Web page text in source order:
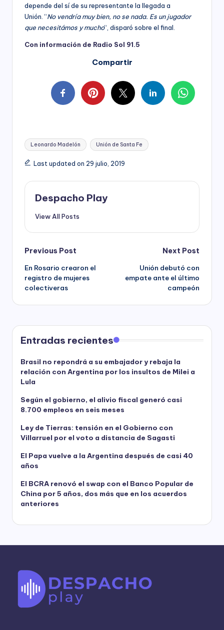
depende del sí de su representante la llegada a
Unión. “No vendría muy bien, no se nada. Es un jugador
que necesitámos y mucho“, disparó sobre el final.
Con información de Radio Sol 91.5
Compartir
Tags:
Leonardo Madelón Unión de Santa Fe
Last updated on 29 julio, 2019
Despacho Play
View All Posts
Post
navigation
Previous Post
En Rosario crearon el
registro de mujeres
colectiveras
Next Post
Unión debutó con
empate ante el último
campeón
Entradas recientes
Brasil no repondrá a su embajador y rebaja la
relación con Argentina por los insultos de Milei a
Lula
Según el gobierno, el alivio fiscal generó casi
8.700 empleos en seis meses
Ley de Tierras: tensión en el Gobierno con
Villarruel por el voto a distancia de Sagasti
El Papa vuelve a la Argentina después de casi 40
años
El BCRA renovó el swap con el Banco Popular de
China por 5 años, dos más que en los acuerdos
anteriores